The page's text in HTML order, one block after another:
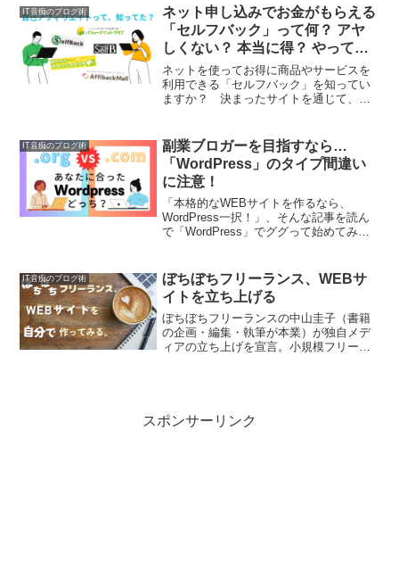
使えたら…」「いずれは収益化も視野に
入れたい」、そんな人に向いているブロ
グサービスを、出版業界で細く長く仕事
をしてきたぼちぼちフリーランスが教え
ます！
IT音痴のブログ術
ネット申し込みでお金がもらえる
「セルフバック」って何？ アヤ
しくない？ 本当に得？ やってみ
た！
ネットを使ってお得に商品やサービスを
利用できる「セルフバック」を知ってい
ますか？ 決まったサイトを通じて、銀
はアフィリエイター（ネットの広告収入
で稼ぐ人）が商材を紹介するためのシス
テムですが、最近ではキャッシュバック
がある「ちょっとお得なショッピング」
として利用している人もいるようです。
上手に使うコツは？ 注意すること、デ
メリットは？……など、実際にやってみ
た本音を紹介します！
IT音痴のブログ術
副業ブロガーを目指すなら…
「WordPress」のタイプ間違い
に注意！
「本格的なWEBサイトを作るなら、
WordPress一択！」、そんな記事を読ん
で「WordPress」でググって始めてみた
な……」という声もちらほら聞こえてき
ます。その原因は……？ 望み通りのサ
イトを作るために間違えちゃいけないポ
イントをチェック！
IT音痴のブログ術
ぼちぼちフリーランス、WEBサ
イトを立ち上げる
ぼちぼちフリーランスの中山圭子（書籍
の企画・編集・執筆が本業）が独自メデ
ィアの立ち上げを宣言。小規模フリーラ
介するサイト。
スポンサーリンク